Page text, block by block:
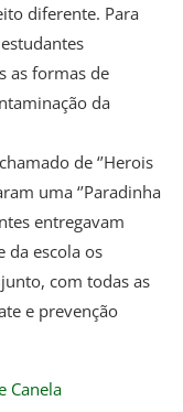
diferente. Para
as formas de
da
de ‘’Herois
uma ‘’Paradinha
entregavam
da escola os
com todas as
e prevenção
Canela